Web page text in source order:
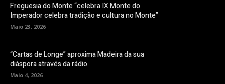
Freguesia do Monte “celebra IX Monte do
Imperador celebra tradição e cultura no Monte”
Maio 23, 2026
“Cartas de Longe” aproxima Madeira da sua
diáspora através da rádio
Maio 4, 2026